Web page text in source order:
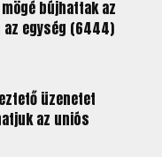
bújhattak az
egység (6444)
üzenetet
az uniós